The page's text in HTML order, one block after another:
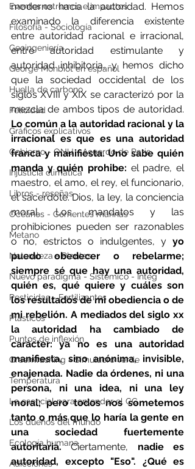
Eventos extremos e impactos
Filosofía - Sociología
Geoingeniería
George Monbiot en español
Huella de carbono
Felicidad
Gráficos explicativos
Gobierno - ONU - Acuerdo de Paris
Injusticia climática
Libros - reseñas
Océanos - Corrientes marinas
Metano
Naturaleza - Plantas
Nuevo paradigma - Sistémico - Integ
Pesticidas - Fertilizantes
Plásticos
Puntos de inflexión
Greenwashing - Simulacro verde
Temperatura
Lo esencial para entender el CC
Los dueños del mundo
Ecología humana
Adicciones
moderno hacia la autoridad. Hemos
examinado la diferencia existente
entre autoridad racional e irracional,
entre autoridad estimulante y
autoridad inhibitoria, y hemos dicho
que la sociedad occidental de los
siglos XVIII y XIX se caracterizó por la
Lo común a la autoridad racional y la
irracional es que es una autoridad
franca y manifiesta. Uno sabe quién
manda y quién prohibe: el padre, el
maestro, el amo, el rey, el funcionario,
el sacerdote. Dios, la ley, la conciencia
moral. Los mandatos y las
prohibiciones pueden ser razonables
o no, estrictos o indulgentes, y yo
puedo obedecer o rebelarme;
siempre sé que hay una autoridad,
quién es, qué quiere y cuáles son
los resultados de mi obediencia o de
mi rebelión. A mediados del siglo xx
la autoridad ha cambiado de
carácter: ya no es una autoridad
manifiesta, sino anónima, invisible,
enajenada. Nadie da órdenes, ni una
persona, ni una idea, ni una ley
moral; pero todos nos sometemos
tanto o más que lo haría la gente en
una sociedad fuertemente
autoritaria. Ciertamente, nadie es
autoridad, excepto "Eso". ¿Qué es